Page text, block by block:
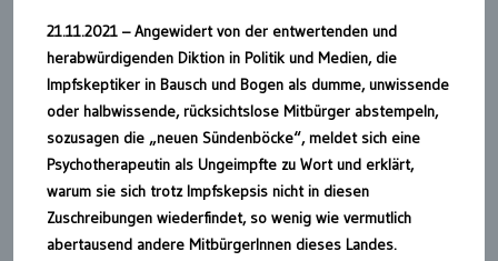
21.11.2021 – Angewidert von der entwertenden und
herabwürdigenden Diktion in Politik und Medien, die
Impfskeptiker in Bausch und Bogen als dumme, unwissende
oder halbwissende, rücksichtslose Mitbürger abstempeln,
sozusagen die „neuen Sündenböcke“, meldet sich eine
Psychotherapeutin als Ungeimpfte zu Wort und erklärt,
warum sie sich trotz Impfskepsis nicht in diesen
Zuschreibungen wiederfindet, so wenig wie vermutlich
abertausend andere MitbürgerInnen dieses Landes.